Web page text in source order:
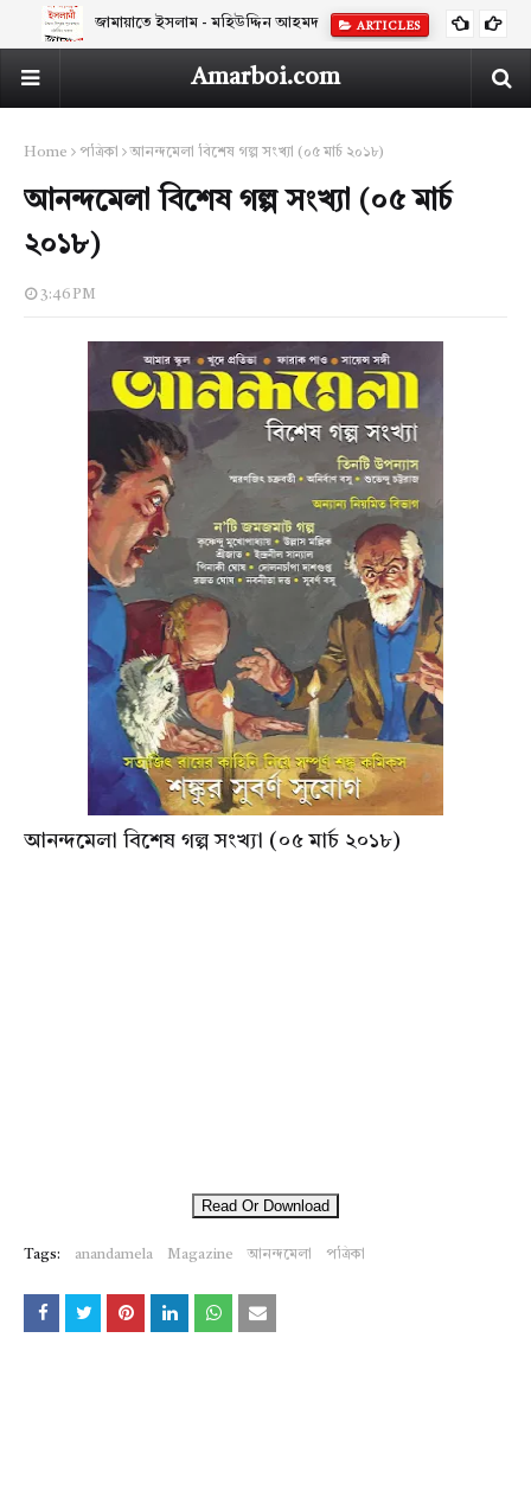
জামায়াতে ইসলাম - মহিউদ্দিন আহমদ ARTICLES
Amarboi.com
Home পত্রিকা আনন্দমেলা বিশেষ গল্প সংখ্যা (০৫ মার্চ ২০১৮)
আনন্দমেলা বিশেষ গল্প সংখ্যা (০৫ মার্চ
২০১৮)
3:46 PM
আনন্দমেলা বিশেষ গল্প সংখ্যা (০৫ মার্চ ২০১৮)
Read Or Download
Tags: anandamela Magazine আনন্দমেলা পত্রিকা